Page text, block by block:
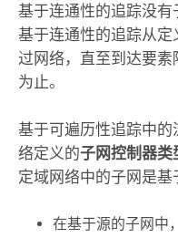
基于连通性的追踪没有
基于连通性的追踪从
过网络，直至到达要
为止。
基于可遍历性追踪中
络定义的子网控制器类
定域网络中的子网是基
在基于源的子网中